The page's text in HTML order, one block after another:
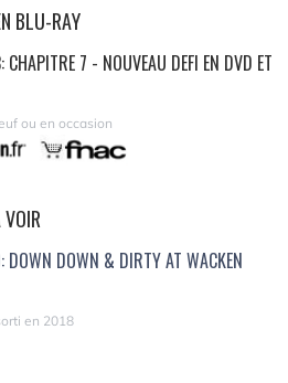
BLU-RAY
CHAPITRE 7 - NOUVEAU DEFI EN DVD ET
ou en occasion
DOWN DOWN & DIRTY AT WACKEN
en 2018